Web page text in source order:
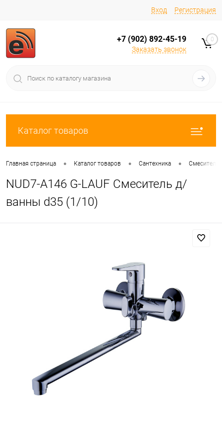
Вход Регистрация
+7 (902) 892-45-19
Заказать звонок
0
Каталог товаров
Главная страница • Каталог товаров • Сантехника • Смесители
NUD7-A146 G-LAUF Смеситель д/
ванны d35 (1/10)